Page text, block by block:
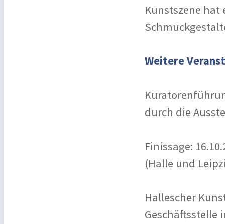
Kunstszene
Weitere
durch die
Finissage:
(Halle und
Hallescher
Geschäftsstelle